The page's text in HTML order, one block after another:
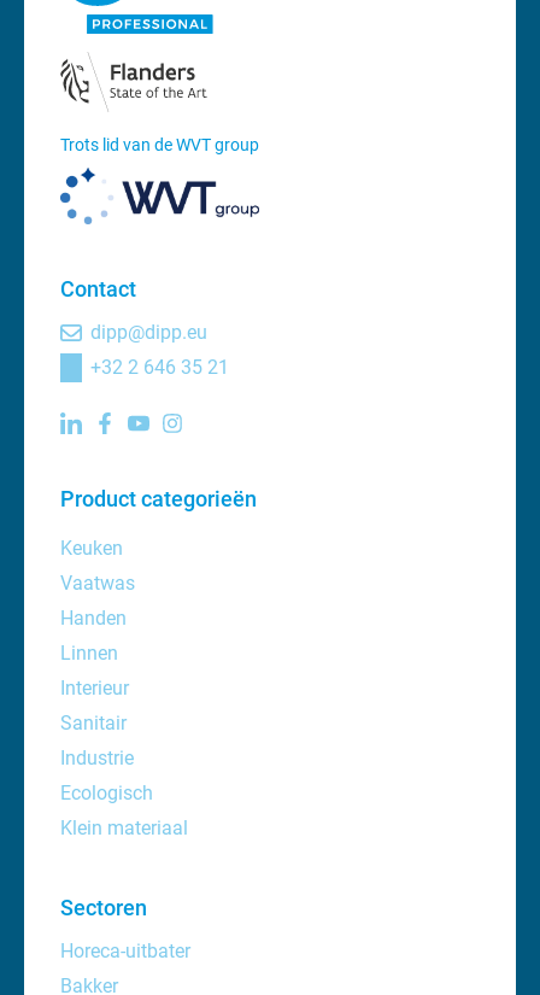
Trots lid van de WVT group
Contact
dipp@dipp.eu
+32 2 646 35 21
Product categorieën
Keuken
Vaatwas
Handen
Linnen
Interieur
Sanitair
Industrie
Ecologisch
Klein materiaal
Sectoren
Horeca-uitbater
Bakker